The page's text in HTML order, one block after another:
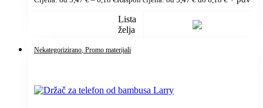
Lista
želja
Nekategorizirano , Promo materijali